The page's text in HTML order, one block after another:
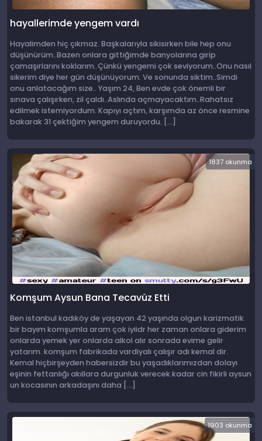
hayallerimde yengem vardı
Hayalimden hiç çıkmaz. Başkalarıyla sikisirken bile hep onu
düşünürüm..Bazen onlara gittiğimde banyolarına girip
çamaşırlarını koklarım..Çünkü yengemi çok seviyorum..Onu nasıl
sikerim diye her gün düşünüyorum. Ve sonunda siktim..Simdi
onu anlatacağım size.. Yaşım 24, Ben evde çok önemli bir
sınava çalışırken, zil çaldı..Aslında açmayacaktım..Rahatsız
edilmek istemiyordum. Kapıyı açtım, karşımda az önce resmine
bakarak 31 çektiğim yengem duruyordu. […]
1837 okunma
Komşum Aysun Bana Tecavüz Etti
Ben istanbul kadıköy de yaşayan 42 yaşında olgun karizmatik
bir bayım komşumla aram çok iyiidr her zaman onlara giderim
onlarda yemek yer onlarda alkol alır sonrada evime gelir
yatarım. komşum fabrikada vardiyalı çalışır adı kemal dir.
Kemal hiçbirşeyden habersizdir bu yaşadıklarımızdan dolayı
eşinin fettanlığı akıllara durgunluk verecek kadar cin fikirli aysun
un kocasının arkadaşını daha […]
1903 okunma